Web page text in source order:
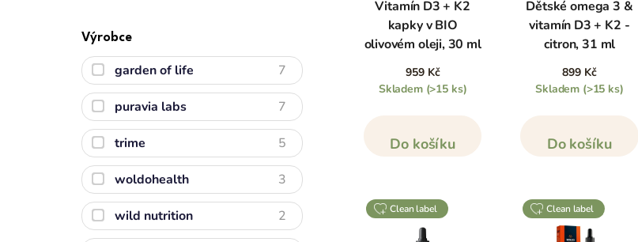
Výrobce
garden of life 7
puravia labs 7
trime 5
woldohealth 3
wild nutrition 2
Hlavní význam vitamínu D spočívá v tom, že
absorpci vápníku a fosforu ze střev. Pomáhá také
zdraví a funkcisrdce acév . Velmi důležitá úloha
Nedostatek vitamínu D může vést k problémům s
Vitamín D3 + K2
kapky v BIO
olivovém oleji, 30 ml
959 Kč
Skladem (>15 ks)
Do košíku
Dětské omega 3 &
vitamín D3 + K2 -
citron, 31 ml
899 Kč
Skladem (>15 ks)
Do košíku
clean label clean label